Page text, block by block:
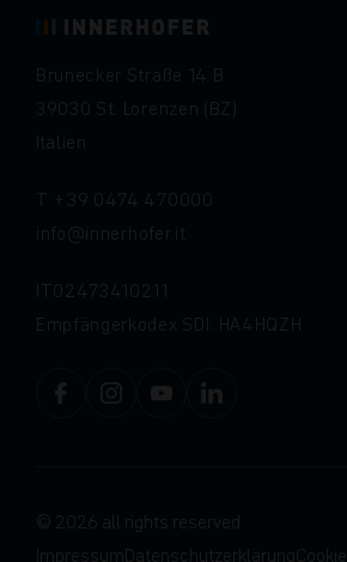
Brunecker Straße 14 B
39030 St. Lorenzen (BZ)
Italien
T +39 0474 470000
info
innerhofer.it
IT02473410211
Empfängerkodex SDI: HA4HQZH
© 2026 all rights reserved
ImpressumDatenschutzerklärungCookies